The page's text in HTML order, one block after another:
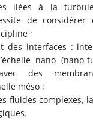
liées à la
de considérer
;
des interfaces :
nano (nano-
des
méso ;
fluides complexes,